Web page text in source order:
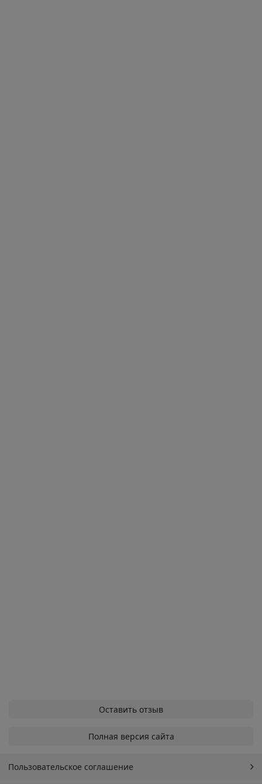
Оставить отзыв
Полная версия сайта
Пользовательское соглашение